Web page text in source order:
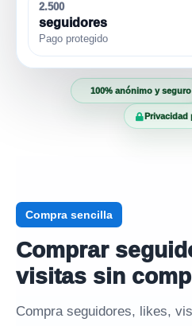
2.500
seguidores
Pago protegido
100% anónimo y seguro
Privacidad
Compra sencilla
Comprar
visitas sin
Compra seguidores, likes,